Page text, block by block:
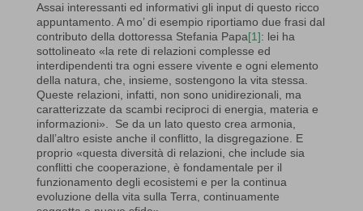
Assai interessanti ed informativi gli input di questo ricco
appuntamento. A mo’ di esempio riportiamo due frasi dal
contributo della dottoressa Stefania Papa[1]: lei ha
sottolineato «la rete di relazioni complesse ed
interdipendenti tra ogni essere vivente e ogni elemento
della natura, che, insieme, sostengono la vita stessa.
Queste relazioni, infatti, non sono unidirezionali, ma
caratterizzate da scambi reciproci di energia, materia e
informazioni». Se da un lato questo crea armonia,
dall’altro esiste anche il conflitto, la disgregazione. E
proprio «questa diversità di relazioni, che include sia
conflitti che cooperazione, è fondamentale per il
funzionamento degli ecosistemi e per la continua
evoluzione della vita sulla Terra, continuamente